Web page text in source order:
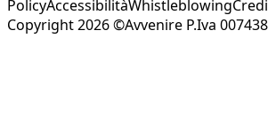
PolicyAccessibilitàWhistleblowing
Copyright 2026 ©Avvenire P.Iva